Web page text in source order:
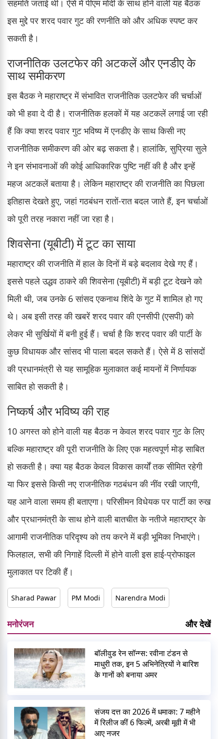
सहमति जताई थी। ऐसे में पीएम मोदी के साथ होने वाली यह बैठक
इस मुद्दे पर शरद पवार गुट की रणनीति को और अधिक स्पष्ट कर
सकती है।
राजनीतिक उलटफेर की अटकलें और एनडीए के
साथ समीकरण
इस बैठक ने महाराष्ट्र में संभावित राजनीतिक उलटफेर की चर्चाओं
को भी हवा दे दी है। राजनीतिक हलकों में यह अटकलें लगाई जा रही
हैं कि क्या शरद पवार गुट भविष्य में एनडीए के साथ किसी नए
राजनीतिक समीकरण की ओर बढ़ सकता है। हालांकि, सुप्रिया सुले
ने इन संभावनाओं की कोई आधिकारिक पुष्टि नहीं की है और इन्हें
महज अटकलें बताया है। लेकिन महाराष्ट्र की राजनीति का पिछला
इतिहास देखते हुए, जहां गठबंधन रातों-रात बदल जाते हैं, इन चर्चाओं
को पूरी तरह नकारा नहीं जा रहा है।
शिवसेना (यूबीटी) में टूट का साया
महाराष्ट्र की राजनीति में हाल के दिनों में बड़े बदलाव देखे गए हैं।
इससे पहले उद्धव ठाकरे की शिवसेना (यूबीटी) में बड़ी टूट देखने को
मिली थी, जब उनके 6 सांसद एकनाथ शिंदे के गुट में शामिल हो गए
थे। अब इसी तरह की खबरें शरद पवार की एनसीपी (एसपी) को
लेकर भी सुर्खियों में बनी हुई हैं। चर्चा है कि शरद पवार की पार्टी के
कुछ विधायक और सांसद भी पाला बदल सकते हैं। ऐसे में 8 सांसदों
की प्रधानमंत्री से यह सामूहिक मुलाकात कई मायनों में निर्णायक
साबित हो सकती है।
निष्कर्ष और भविष्य की राह
10 अगस्त को होने वाली यह बैठक न केवल शरद पवार गुट के लिए
बल्कि महाराष्ट्र की पूरी राजनीति के लिए एक महत्वपूर्ण मोड़ साबित
हो सकती है। क्या यह बैठक केवल विकास कार्यों तक सीमित रहेगी
या फिर इससे किसी नए राजनीतिक गठबंधन की नींव रखी जाएगी,
यह आने वाला समय ही बताएगा। परिसीमन विधेयक पर पार्टी का रुख
और प्रधानमंत्री के साथ होने वाली बातचीत के नतीजे महाराष्ट्र के
आगामी राजनीतिक परिदृश्य को तय करने में बड़ी भूमिका निभाएंगे।
फिलहाल, सभी की निगाहें दिल्ली में होने वाली इस हाई-प्रोफाइल
मुलाकात पर टिकी हैं।
Sharad Pawar PM Modi Narendra Modi
मनोरंजन और देखें
बॉलीवुड रेन सॉन्ग्स: रवीना टंडन से
माधुरी तक, इन 5 अभिनेत्रियों ने बारिश
के गानों को बनाया अमर
संजय दत्त का 2026 में धमाका: 7 महीने
में रिलीज कीं 6 फिल्में, अरबी मूवी में भी
आए नजर